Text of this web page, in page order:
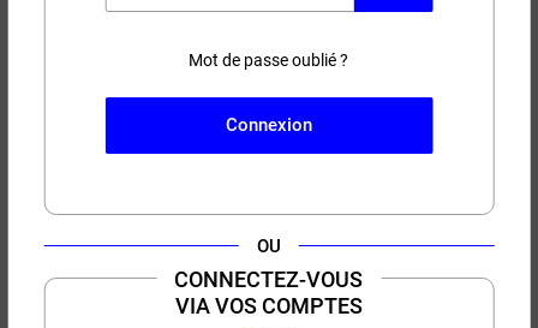
Mot de passe oublié ?
Connexion
OU
CONNECTEZ-VOUS
VIA VOS COMPTES
PRIX ROUGE
(27 avis)
15,00 €